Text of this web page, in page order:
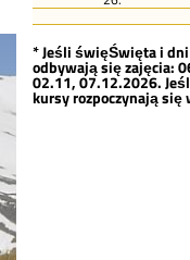
* Jeśli święŚwięta i
odbywają się zajęcia:
02.11, 07.12.2026.
kursy rozpoczynają się